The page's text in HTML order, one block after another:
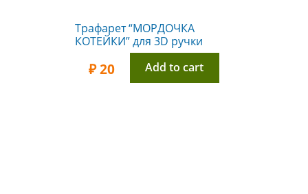
Трафарет “МОРДОЧКА
КОТЕЙКИ” для 3D ручки
₽20 Add to cart